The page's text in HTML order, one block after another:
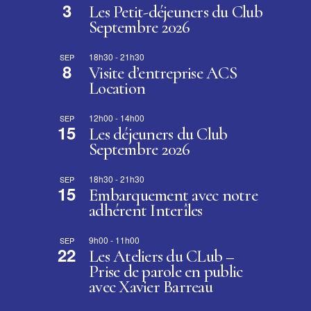
3 Les Petit-déjeuners du Club
Septembre 2026
SEP
8
18h30 -21h30
Visite d’entreprise ACS
Location
SEP
15
12h00 - 14h00
Les déjeuners du Club
Septembre 2026
SEP
15
18h30 -21h30
Embarquement avec notre
adhérent Interîles
SEP
22
9h00 - 11h00
Les Ateliers du CLub –
Prise de parole en public
avec Xavier Barreau